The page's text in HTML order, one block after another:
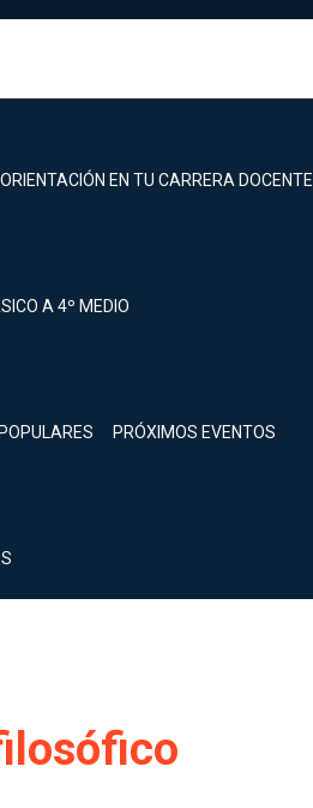
ORIENTACIÓN EN TU CARRERA DOCENTE
A 4º MEDIO
PRÓXIMOS EVENTOS
Inicia sesión.